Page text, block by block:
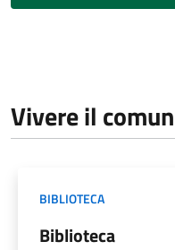
Vivere il
BIBLIOTECA
Biblioteca